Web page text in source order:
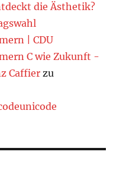
die Ästhetik?
| CDU
C wie Zukunft -
Caffier zu